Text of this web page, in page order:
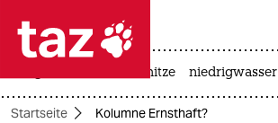
 taz zahl ich
taz zahl ich
hitze niedrigwasser
Startseite Kolumne Ernsthaft?